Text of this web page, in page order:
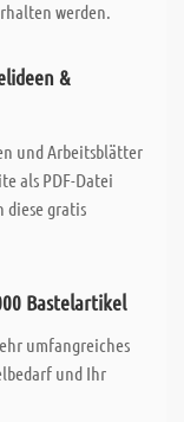
werden.
&
und Arbeitsblätter
als PDF-Datei
diese gratis
Bastelartikel
umfangreiches
und Ihr